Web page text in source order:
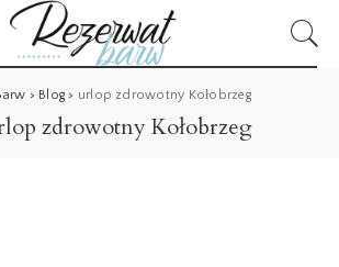
> Blog > urlop zdrowotny Kołobrzeg
zdrowotny Kołobrzeg